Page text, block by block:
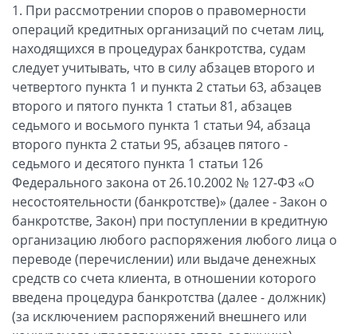
1. При рассмотрении споров о правомерности
операций кредитных организаций по счетам лиц,
находящихся в процедурах банкротства, судам
следует учитывать, что в силу абзацев второго и
четвертого пункта 1 и пункта 2 статьи 63, абзацев
второго и пятого пункта 1 статьи 81, абзацев
седьмого и восьмого пункта 1 статьи 94, абзаца
второго пункта 2 статьи 95, абзацев пятого -
седьмого и десятого пункта 1 статьи 126
Федерального закона от 26.10.2002 № 127-ФЗ «О
несостоятельности (банкротстве)» (далее - Закон о
банкротстве, Закон) при поступлении в кредитную
организацию любого распоряжения любого лица о
переводе (перечислении) или выдаче денежных
средств со счета клиента, в отношении которого
введена процедура банкротства (далее - должник)
(за исключением распоряжений внешнего или